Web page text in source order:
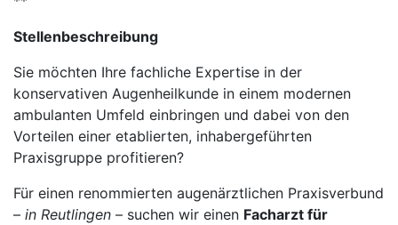
Stellenbeschreibung
Sie möchten Ihre fachliche Expertise in der
konservativen Augenheilkunde in einem modernen
ambulanten Umfeld einbringen und dabei von den
Vorteilen einer etablierten, inhabergeführten
Praxisgruppe profitieren?
Für einen renommierten augenärztlichen Praxisverbund
– in Reutlingen – suchen wir einen Facharzt für